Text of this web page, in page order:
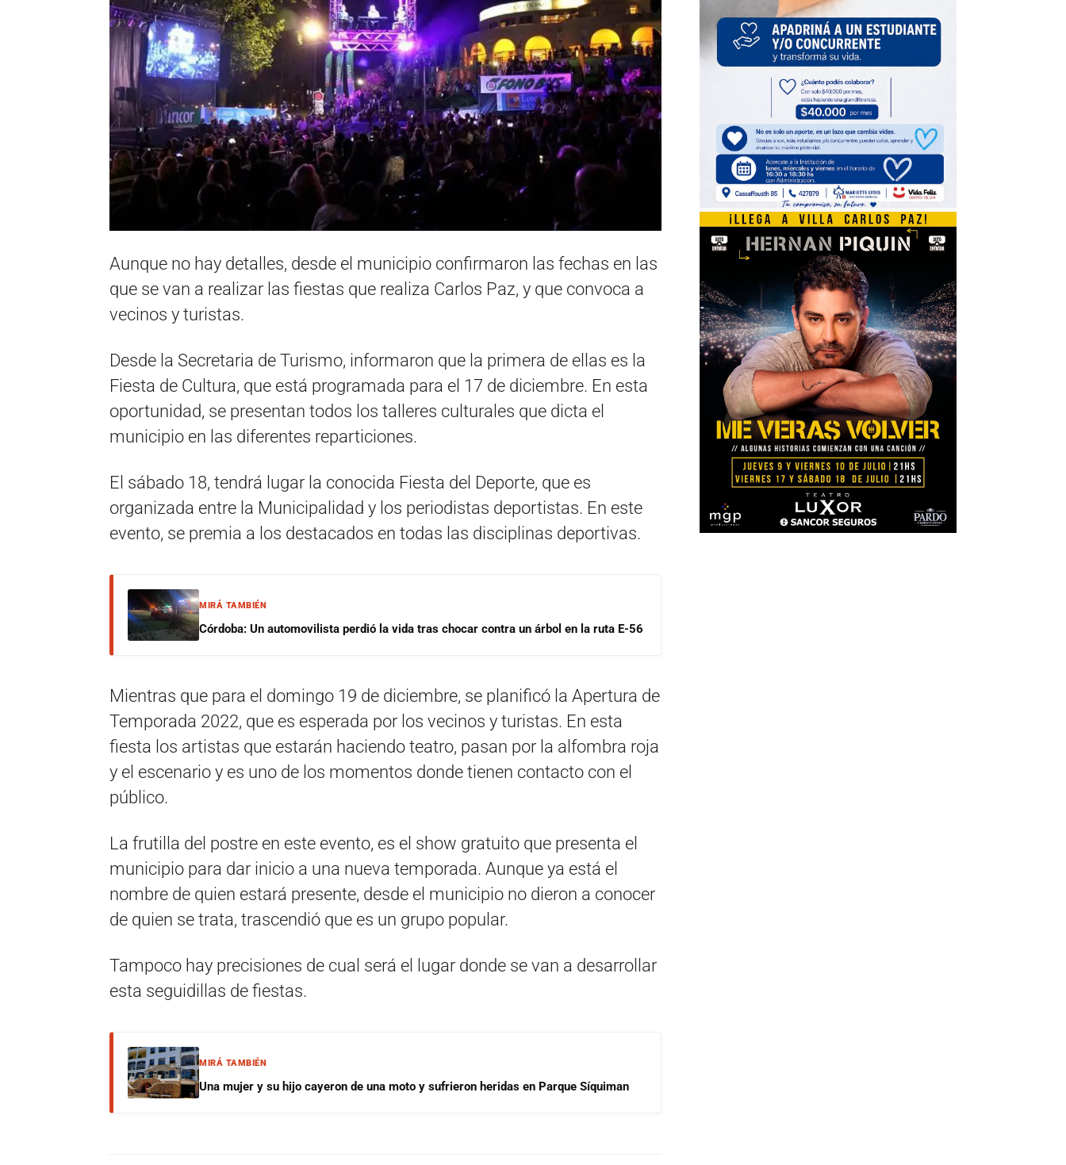
Aunque no hay detalles, desde el municipio confirmaron las fechas en las
que se van a realizar las fiestas que realiza Carlos Paz, y que convoca a
vecinos y turistas.
Desde la Secretaria de Turismo, informaron que la primera de ellas es la
Fiesta de Cultura, que está programada para el 17 de diciembre. En esta
oportunidad, se presentan todos los talleres culturales que dicta el
municipio en las diferentes reparticiones.
El sábado 18, tendrá lugar la conocida Fiesta del Deporte, que es
organizada entre la Municipalidad y los periodistas deportistas. En este
evento, se premia a los destacados en todas las disciplinas deportivas.
MIRÁ TAMBIÉN
Córdoba: Un automovilista perdió la vida tras chocar contra un árbol en la ruta E-56
Mientras que para el domingo 19 de diciembre, se planificó la Apertura de
Temporada 2022, que es esperada por los vecinos y turistas. En esta
fiesta los artistas que estarán haciendo teatro, pasan por la alfombra roja
y el escenario y es uno de los momentos donde tienen contacto con el
público.
La frutilla del postre en este evento, es el show gratuito que presenta el
municipio para dar inicio a una nueva temporada. Aunque ya está el
nombre de quien estará presente, desde el municipio no dieron a conocer
de quien se trata, trascendió que es un grupo popular.
Tampoco hay precisiones de cual será el lugar donde se van a desarrollar
esta seguidillas de fiestas.
MIRÁ TAMBIÉN
Una mujer y su hijo cayeron de una moto y sufrieron heridas en Parque Síquiman